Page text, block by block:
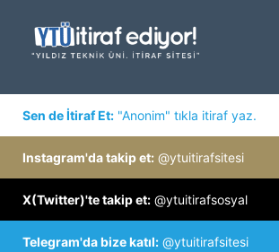
Sen de İtiraf Et: "Anonim" tıkla itiraf yaz.
Instagram'da takip et: @ytuitirafsitesi
X(Twitter)'te takip et: @ytuitirafsosyal
Telegram'da bize katıl: @ytuitirafsitesi